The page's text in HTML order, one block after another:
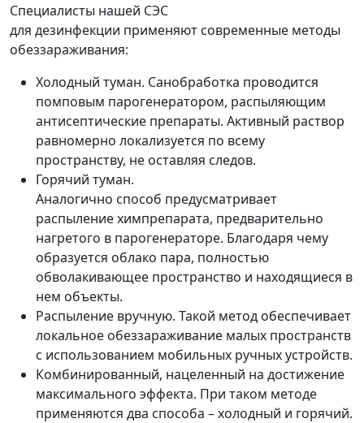
Специалисты нашей СЭС
для дезинфекции применяют современные методы
обеззараживания:
Холодный туман. Санобработка проводится
помповым парогенератором, распыляющим
антисептические препараты. Активный раствор
равномерно локализуется по всему
пространству, не оставляя следов.
Горячий туман.
Аналогично способ предусматривает
распыление химпрепарата, предварительно
нагретого в парогенераторе. Благодаря чему
образуется облако пара, полностью
обволакивающее пространство и находящиеся в
нем объекты.
Распыление вручную. Такой метод обеспечивает
локальное обеззараживание малых пространств
с использованием мобильных ручных устройств.
Комбинированный, нацеленный на достижение
максимального эффекта. При таком методе
применяются два способа – холодный и горячий.